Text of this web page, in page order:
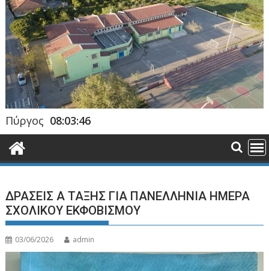
Πύργος 08:03:46
ΔΡΑΣΕΙΣ Α ΤΑΞΗΣ ΓΙΑ ΠΑΝΕΛΛΗΝΙΑ ΗΜΕΡΑ
ΣΧΟΛΙΚΟΥ ΕΚΦΟΒΙΣΜΟΥ
03/06/2026 admin